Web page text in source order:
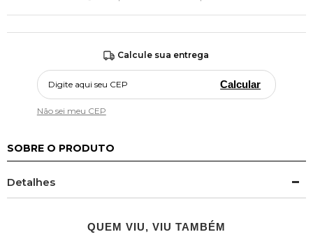
Calcule sua entrega
Calcular
Não sei meu CEP
SOBRE O PRODUTO
Detalhes
QUEM VIU, VIU TAMBÉM